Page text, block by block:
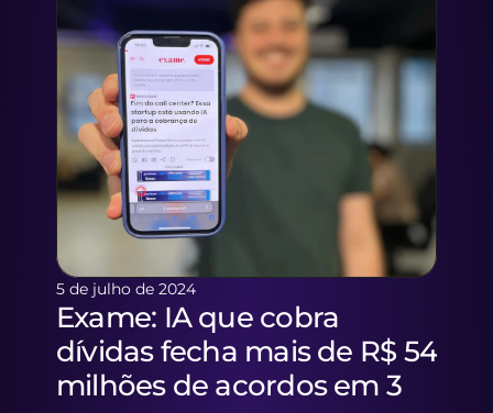
5 de julho de 2024
Exame: IA que cobra
dívidas fecha mais de R$ 54
milhões de acordos em 3